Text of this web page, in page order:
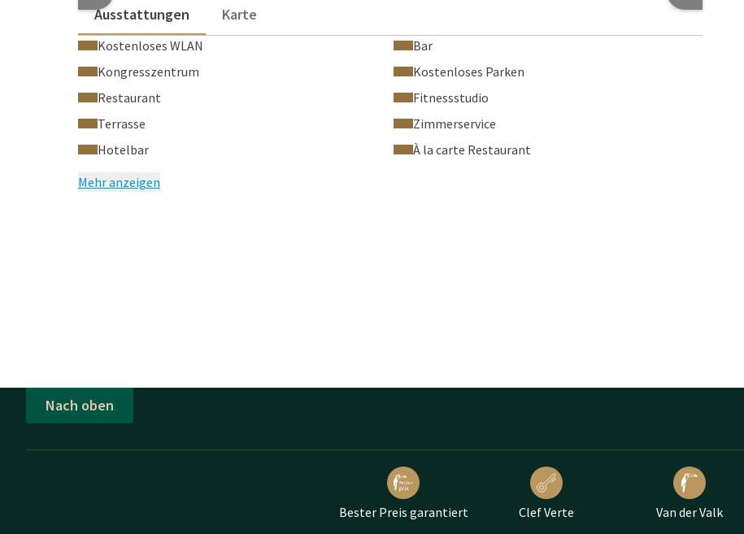
Ausstattungen
Karte
Kostenloses WLAN
Bar
Kongresszentrum
Kostenloses Parken
Restaurant
Fitnessstudio
Terrasse
Zimmerservice
Hotelbar
À la carte Restaurant
Mehr anzeigen
Nach oben
Bester Preis garantiert Clef Verte Van der Valk